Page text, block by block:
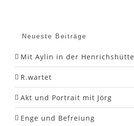
Neueste Beiträge
Mit Aylin in der Henrichshütte
R.wartet
Akt und Portrait mit Jörg
Enge und Befreiung